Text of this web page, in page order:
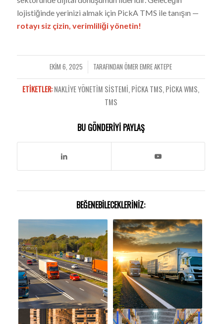
lojistiğinde yerinizi almak için PickA TMS ile tanışın —
rotayı siz çizin, verimliliği yönetin!
EKIM 6, 2025
/ TARAFINDANÖMER EMRE AKTEPE
ETIKETLER:NAKLIYE YÖNETIM SISTEMI, PICKA TMS, PICKA WMS,
TMS
BU GÖNDERIYI PAYLAŞ
BEĞENEBILECEKLERINIZ: